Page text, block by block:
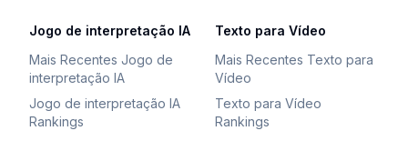
Jogo de interpretação IA
Mais Recentes Jogo de
interpretação IA
Jogo de interpretação IA
Rankings
Texto para Vídeo
Mais Recentes Texto para
Vídeo
Texto para Vídeo
Rankings